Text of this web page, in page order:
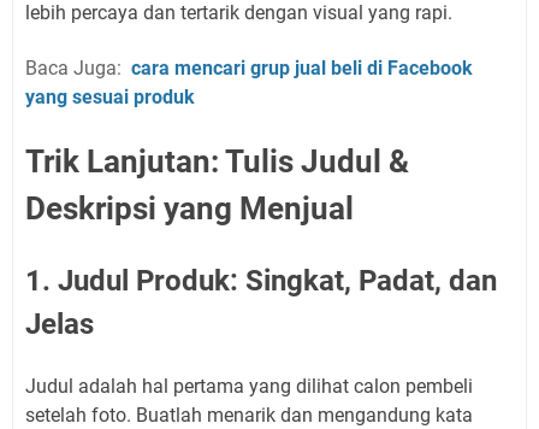
lebih percaya dan tertarik dengan visual yang rapi.
Baca Juga: cara mencari grup jual beli di Facebook
yang sesuai produk
Trik Lanjutan: Tulis Judul &
Deskripsi yang Menjual
1. Judul Produk: Singkat, Padat, dan
Jelas
Judul adalah hal pertama yang dilihat calon pembeli
setelah foto. Buatlah menarik dan mengandung kata